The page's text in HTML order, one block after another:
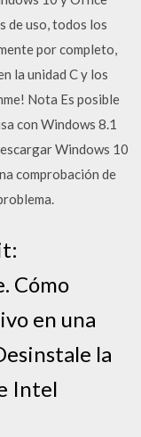
de uso, todos los
por completo,
la unidad C y los
Nota Es posible
con Windows 8.1
Windows 10
comprobación de
Cómo
en una
la
Intel